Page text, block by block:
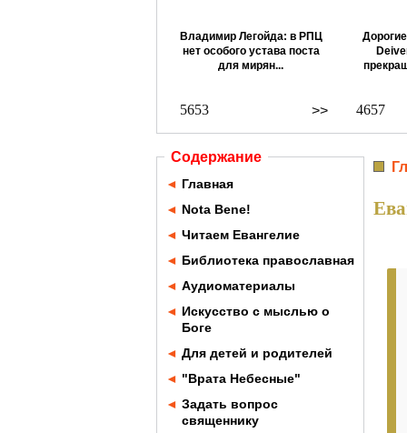
Владимир Легойда: в РПЦ
нет особого устава поста
для мирян...
>>
5653 4657
Содержание
◄ Главная
◄ Nota Bene!
◄ Читаем Евангелие
◄ Библиотека православная
◄ Аудиоматериалы
◄ Искусство с мыслью о
Боге
◄ Для детей и родителей
◄ "Врата Небесные"
◄ Задать вопрос
священнику